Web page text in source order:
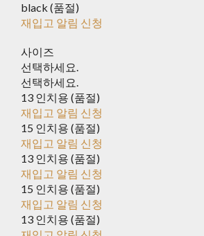
black (품절)
재입고 알림 신청
사이즈
선택하세요.
선택하세요.
13 인치용 (품절)
재입고 알림 신청
15 인치용 (품절)
재입고 알림 신청
13 인치용 (품절)
재입고 알림 신청
15 인치용 (품절)
재입고 알림 신청
13 인치용 (품절)